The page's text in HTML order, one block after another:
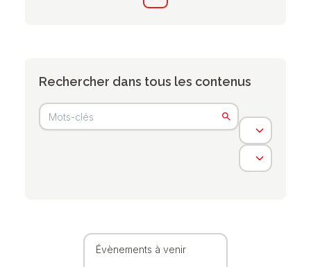
Rechercher dans tous les contenus
Évènements à venir